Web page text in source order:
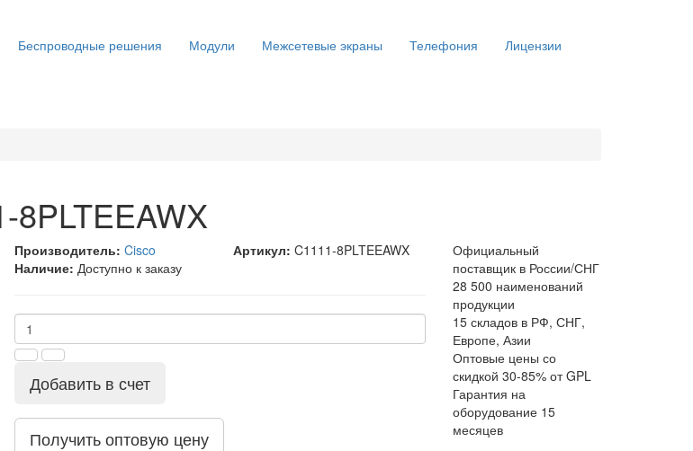
Беспроводные решения Модули Межсетевые экраны Телефония Лицензии
8PLTEEAWX
Производитель: Cisco Артикул: C1111-8PLTEEAWX
Наличие: Доступно к заказу
Добавить в счет
Получить оптовую цену
Официальный
поставщик в России/СНГ
28 500 наименований
продукции
15 складов в РФ, СНГ,
Европе, Азии
Оптовые цены со
скидкой 30-85% от GPL
Гарантия на
оборудование 15
месяцев